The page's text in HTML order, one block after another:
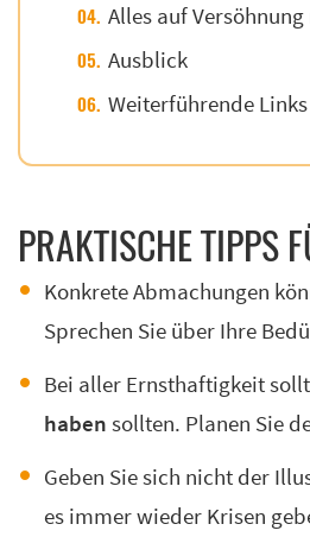
Alles auf
Ausblick
Weiterführende Links
PRAK­TI­SCHE TIPPS
Konkrete Abmachungen
Sprechen Sie über Ihre
Bei aller Ernsthaftigkeit
haben sollten. Planen Sie
Geben Sie sich nicht der
es immer wieder Krisen